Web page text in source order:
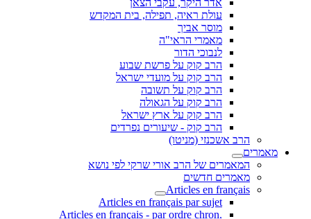
אדר היקר, עקבי הצאן
עולת ראיה, תפילה, בית המקדש
מוסר אביך
מאמרי הראי"ה
לנבוכי הדור
הרב קוק על פרשת שבוע
הרב קוק על מועדי ישראל
הרב קוק על תשובה
הרב קוק על הגאולה
הרב קוק על ארץ ישראל
הרב קוק - שיעורים נפרדים
הרב אשכנזי (מניטו)
מאמרים
המאמרים של הרב אורי שרקי לפי נושא
מאמרים חדשים
Articles en français
Articles en français par sujet
.Articles en français - par ordre chron